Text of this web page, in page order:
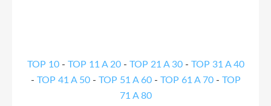
TOP 10 - TOP 11 A 20- TOP 21 A 30- TOP 31 A 40
- TOP 41 A 50- TOP 51 A 60- TOP 61 A 70- TOP
71 A 80